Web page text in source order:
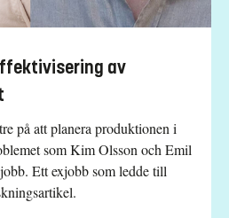
av
på att planera produktionen i
som Kim Olsson och Emil
Ett exjobb som ledde till